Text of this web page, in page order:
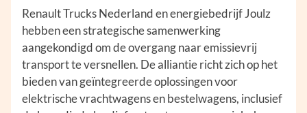
Renault Trucks Nederland en energiebedrijf Joulz
hebben een strategische samenwerking
aangekondigd om de overgang naar emissievrij
transport te versnellen. De alliantie richt zich op het
bieden van geïntegreerde oplossingen voor
elektrische vrachtwagens en bestelwagens, inclusief